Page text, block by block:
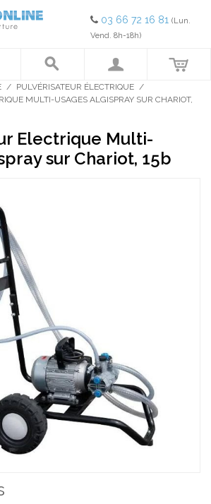
03 66 72 16 81 (Lun.
Vend. 8h-18h)
/ PULVÉRISATEUR ÉLECTRIQUE /
MULTI-USAGES ALGISPRAY SUR CHARIOT,
Electrique Multi-
sur Chariot, 15b